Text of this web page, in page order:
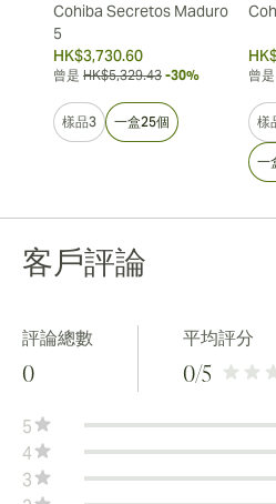
Cohiba Secretos Maduro
5
HK$3,730.60
曾是 HK$5,329.43 -30%
樣品3 一盒25個
曾是
樣
一
客戶評論
評論總數
0
平均評分
0/5
5
4
3